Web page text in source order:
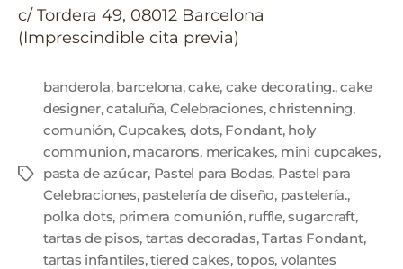
c/ Tordera 49, 08012 Barcelona
(Imprescindible cita previa)
banderola, barcelona,cake, cake decorating.,cake
designer,cataluña, Celebraciones,christenning,
comunión,Cupcakes, dots, Fondant, holy
communion, macarons, mericakes, mini cupcakes,
pasta de azúcar, Pastel para Bodas, Pastel para
Celebraciones, pastelería de diseño, pastelería.,
polka dots, primera comunión, ruffle,sugarcraft,
tartas de pisos, tartas decoradas,Tartas Fondant,
tartas infantiles,tiered cakes, topos, volantes